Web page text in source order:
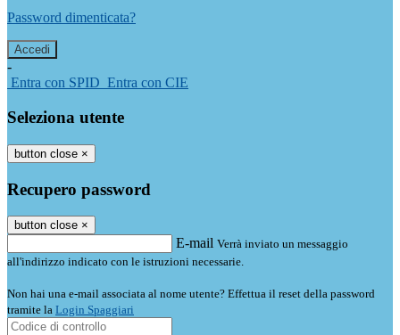
Password dimenticata?
-
Entra con SPID Entra con CIE
Seleziona utente
button close ×
Recupero password
button close ×
E-mail Verrà inviato un messaggio
all'indirizzo indicato con le istruzioni necessarie.
Non hai una e-mail associata al nome utente? Effettua il reset della password
tramite la Login Spaggiari